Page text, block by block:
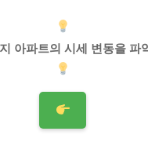
아파트의 시세 변동을 파